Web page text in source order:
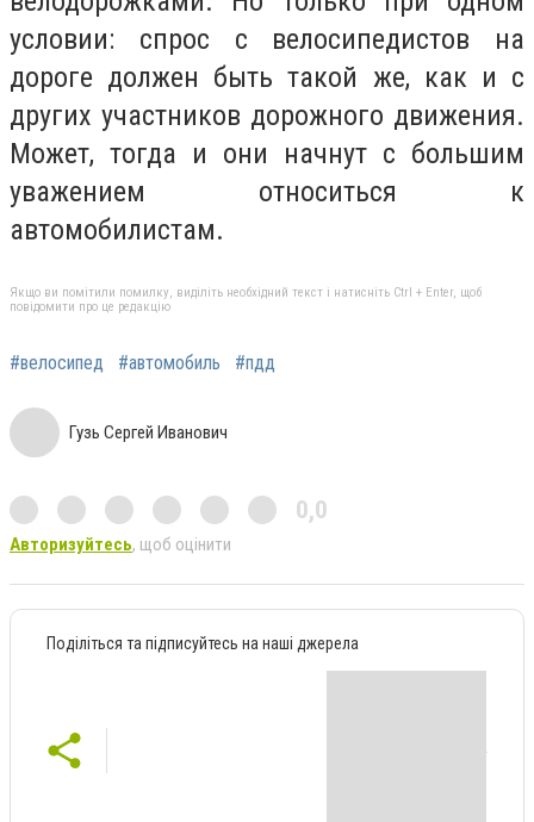
условии: спрос с велосипедистов на
дороге должен быть такой же, как и с
других участников дорожного движения.
Может, тогда и они начнут с большим
уважением относиться к
автомобилистам.
Якщо ви помітили помилку, виділіть необхідний текст і натисніть Ctrl + Enter, щоб
повідомити про це редакцію
#велосипед #автомобиль #пдд
Гузь Сергей Иванович
0,0
Авторизуйтесь, щоб оцінити
Поділіться та підписуйтесь на наші джерела